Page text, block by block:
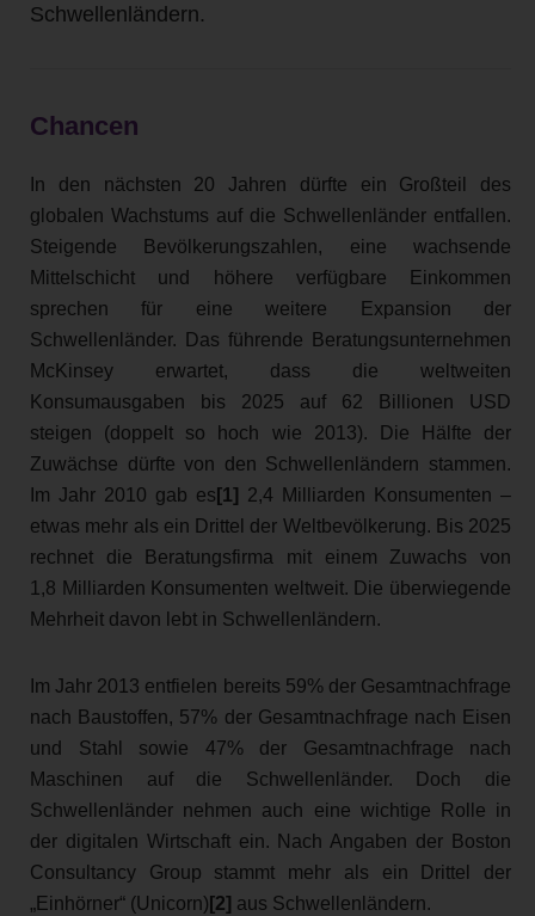
Schwellenländern.
Chancen
In den nächsten 20 Jahren dürfte ein Großteil des
globalen Wachstums auf die Schwellenländer entfallen.
Steigende Bevölkerungszahlen, eine wachsende
Mittelschicht und höhere verfügbare Einkommen
sprechen für eine weitere Expansion der
Schwellenländer. Das führende Beratungsunternehmen
McKinsey erwartet, dass die weltweiten
Konsumausgaben bis 2025 auf 62 Billionen USD
steigen (doppelt so hoch wie 2013). Die Hälfte der
Zuwächse dürfte von den Schwellenländern stammen.
Im Jahr 2010 gab es [1]
2,4 Milliarden Konsumenten –
etwas mehr als ein Drittel der Weltbevölkerung. Bis 2025
rechnet die Beratungsfirma mit einem Zuwachs von
1,8 Milliarden Konsumenten weltweit. Die überwiegende
Mehrheit davon lebt in Schwellenländern.
Im Jahr 2013 entfielen bereits 59% der Gesamtnachfrage
nach Baustoffen, 57% der Gesamtnachfrage nach Eisen
und Stahl sowie 47% der Gesamtnachfrage nach
Maschinen auf die Schwellenländer. Doch die
Schwellenländer nehmen auch eine wichtige Rolle in
der digitalen Wirtschaft ein. Nach Angaben der Boston
Consultancy Group stammt mehr als ein Drittel der
„Einhörner“ (Unicorn) [2] aus Schwellenländern.